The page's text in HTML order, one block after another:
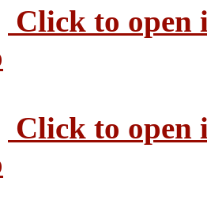
Click to open
Click to open